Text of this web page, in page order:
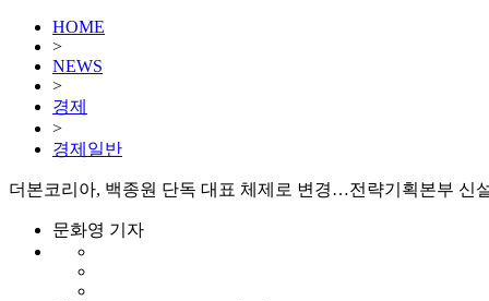
HOME
>
NEWS
>
경제
>
경제일반
더본코리아, 백종원 단독 대표 체제로 변경…전략기획본부 신
문화영 기자